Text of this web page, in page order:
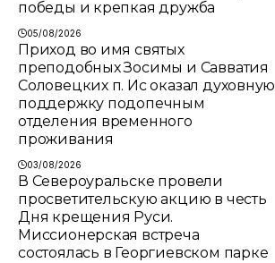
победы и крепкая дружба
05/08/2026
Приход во имя святых
преподобных Зосимы и Савватия
Соловецких п. Ис оказал духовную
поддержку подопечным
отделения временного
проживания
03/08/2026
В Североуральске провели
просветительскую акцию в честь
Дня крещения Руси.
Миссионерская встреча
состоялась в Георгиевском парке